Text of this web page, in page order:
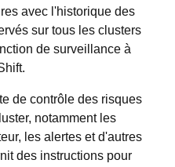
avec l'historique des
sur tous les clusters
de surveillance à
de contrôle des risques
notamment les
les alertes et d'autres
des instructions pour